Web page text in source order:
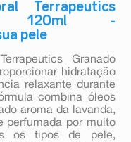
Terrapeutics
120ml -
pele
Granado
hidratação
relaxante durante
combina óleos
aroma da lavanda,
perfumada por muito
os tipos de pele,